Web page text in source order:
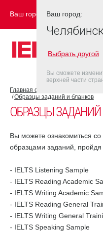
Ваш город: ЧЕЛЯБИНСК
Главная страница
Образцы заданий и бланков
ОБРАЗЦЫ
Вы можете ознакомиться
образцами заданий,
- IELTS Listening Sample
- IELTS Reading Academic
- IELTS Writing Academic
- IELTS Reading General
- IELTS Writing General
- IELTS Speaking Sample
Ваш город:
Выбрать другой
Вы сможете
верхней части